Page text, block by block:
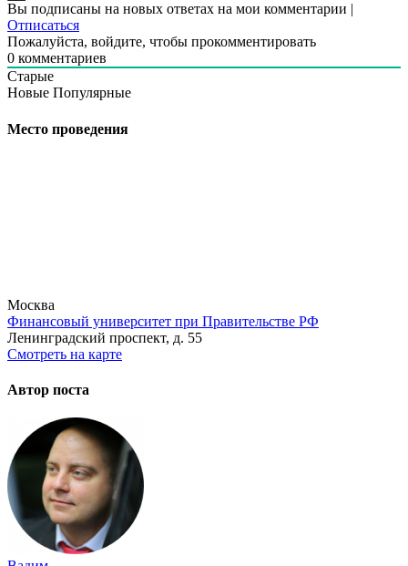
Вы подписаны на новых ответах на мои комментарии |
Отписаться
Пожалуйста, войдите, чтобы прокомментировать
0 комментариев
Старые
Новые Популярные
Место проведения
Москва
Финансовый университет при Правительстве РФ
Ленинградский проспект, д. 55
Смотреть на карте
Автор поста